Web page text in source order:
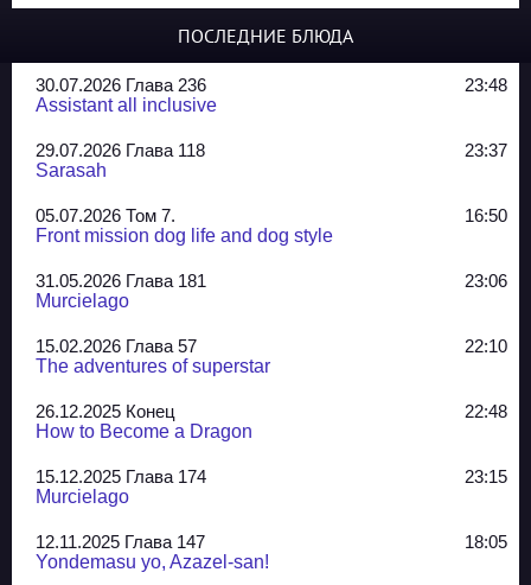
ПОСЛЕДНИЕ БЛЮДА
30.07.2026 Глава 236
23:48
Assistant all inclusive
29.07.2026 Глава 118
23:37
Sarasah
05.07.2026 Том 7.
16:50
Front mission dog life and dog style
31.05.2026 Глава 181
23:06
Murcielago
15.02.2026 Глава 57
22:10
The adventures of superstar
26.12.2025 Конец
22:48
How to Become a Dragon
15.12.2025 Глава 174
23:15
Murcielago
12.11.2025 Глава 147
18:05
Yondemasu yo, Azazel-san!